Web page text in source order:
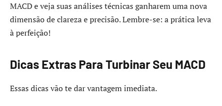
MACD e veja suas análises técnicas ganharem uma nova
dimensão de clareza e precisão. Lembre-se: a prática leva
à perfeição!
Dicas Extras Para Turbinar Seu MACD
Essas dicas vão te dar vantagem imediata.